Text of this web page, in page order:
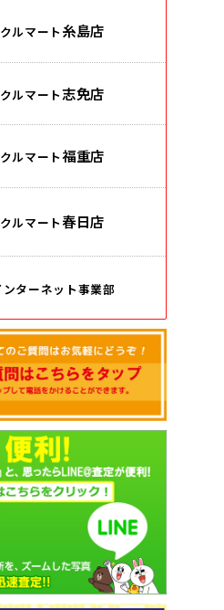
ルマート 糸島店
ルマート志免店
ルマート福重店
ルマート春日店
ンターネット事業部